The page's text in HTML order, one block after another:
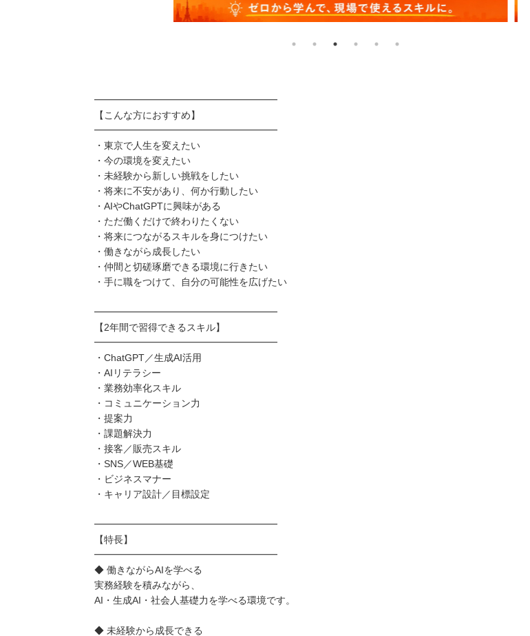
━━━━━━━━━━━━━━━━━━━
【こんな方におすすめ】
━━━━━━━━━━━━━━━━━━━
・東京で人生を変えたい
・今の環境を変えたい
・未経験から新しい挑戦をしたい
・将来に不安があり、何か行動したい
・AIやChatGPTに興味がある
・ただ働くだけで終わりたくない
・将来につながるスキルを身につけたい
・働きながら成長したい
・仲間と切磋琢磨できる環境に行きたい
・手に職をつけて、自分の可能性を広げたい
━━━━━━━━━━━━━━━━━━━
【2年間で習得できるスキル】
━━━━━━━━━━━━━━━━━━━
・ChatGPT／生成AI活用
・AIリテラシー
・業務効率化スキル
・コミュニケーション力
・提案力
・課題解決力
・接客／販売スキル
・SNS／WEB基礎
・ビジネスマナー
・キャリア設計／目標設定
━━━━━━━━━━━━━━━━━━━
【特長】
━━━━━━━━━━━━━━━━━━━
◆ 働きながらAIを学べる
実務経験を積みながら、
AI・生成AI・社会人基礎力を学べる環境です。
◆ 未経験から成長できる